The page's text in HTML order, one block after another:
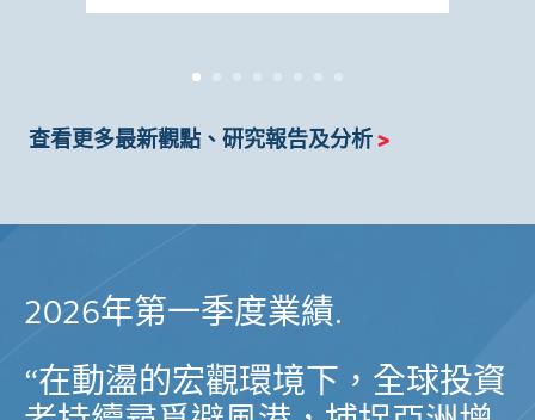
查看更多最新觀點、研究報告及分析>
2026年第一季度業績.
“在動盪的宏觀環境下，全球投資